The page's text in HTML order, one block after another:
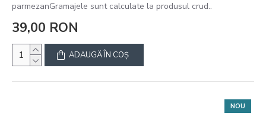
parmezanGramajele sunt calculate la produsul crud..
39,00 RON
ADAUGĂ ÎN COŞ
NOU